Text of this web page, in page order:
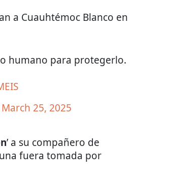
a Cuauhtémoc Blanco en
humano para protegerlo.
March 25, 2025
’ a su compañero de
fuera tomada por